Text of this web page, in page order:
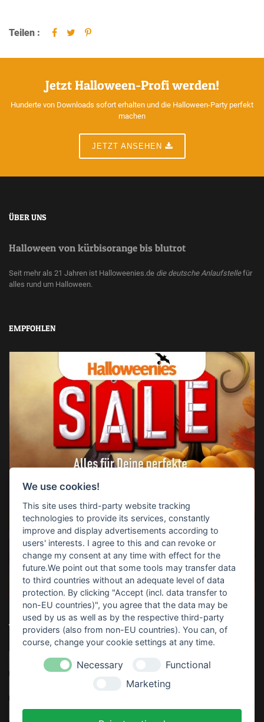
Teilen :
Jetzt Halloween-Profi werden!
Hunderte von Downloads sofort erhalten und die Halloween-Party perfekt
machen
JETZT ANSEHEN
ÜBER UNS
Halloween von kürbisorange bis blutrot
Seit mehr als 21 Jahren ist Halloweenies.de die deutsche Anlaufstellefür
alles rund um Halloween.
EMPFOHLEN
TOP-SUCHBEGRIFFE
Horrorparty Home Haunting Haunt Download
Anleitung
Thematisiert Rezept Kostenlos Gratis
We use cookies!
This site uses third-party website tracking
technologies to provide its services, constantly
improve and display advertisements according to
users' interests. I agree to this and can revoke or
change my consent at any time with effect for the
future.We point out that some tools may transfer data
to third countries without an adequate level of data
protection. By clicking "Accept (incl. data transfer to
non-EU countries)", you agree that the data may be
used by us as well as by the respective third-party
providers (also from non-EU countries). You can, of
course, change your cookie settings at any time.
Necessary
Functional
Marketing